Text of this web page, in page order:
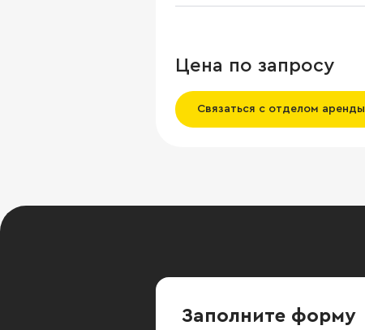
Цена по запросу
Связаться с отделом аренды
Заполните форму